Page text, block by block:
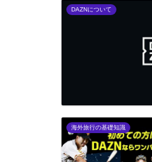
DAZNについて
海外旅行の基礎知識